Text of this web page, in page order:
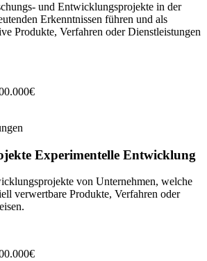
und Entwicklungsprojekte in der
Erkenntnissen führen und als
Produkte, Verfahren oder Dienstleistungen
Experimentelle Entwicklung
von Unternehmen, welche
verwertbare Produkte, Verfahren oder